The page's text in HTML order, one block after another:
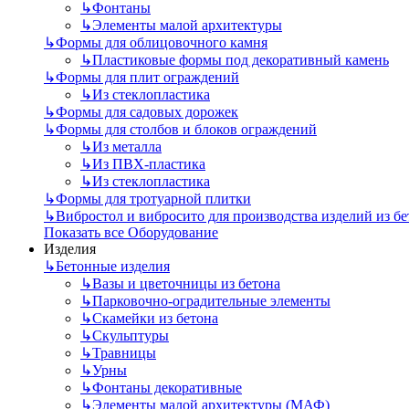
↳Фонтаны
↳Элементы малой архитектуры
↳Формы для облицовочного камня
↳Пластиковые формы под декоративный камень
↳Формы для плит ограждений
↳Из стеклопластика
↳Формы для садовых дорожек
↳Формы для столбов и блоков ограждений
↳Из металла
↳Из ПВХ-пластика
↳Из стеклопластика
↳Формы для тротуарной плитки
↳Вибростол и вибросито для производства изделий из
Показать все Оборудование
Изделия
↳Бетонные изделия
↳Вазы и цветочницы из бетона
↳Парковочно-оградительные элементы
↳Скамейки из бетона
↳Скульптуры
↳Травницы
↳Урны
↳Фонтаны декоративные
↳Элементы малой архитектуры (МАФ)